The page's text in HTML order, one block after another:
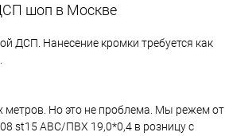
шоп в Москве
ДСП. Нанесение кромки требуется как
Но это не проблема. Мы режем от
st15 АВС/ПВХ 19,0*0,4 в розницу с